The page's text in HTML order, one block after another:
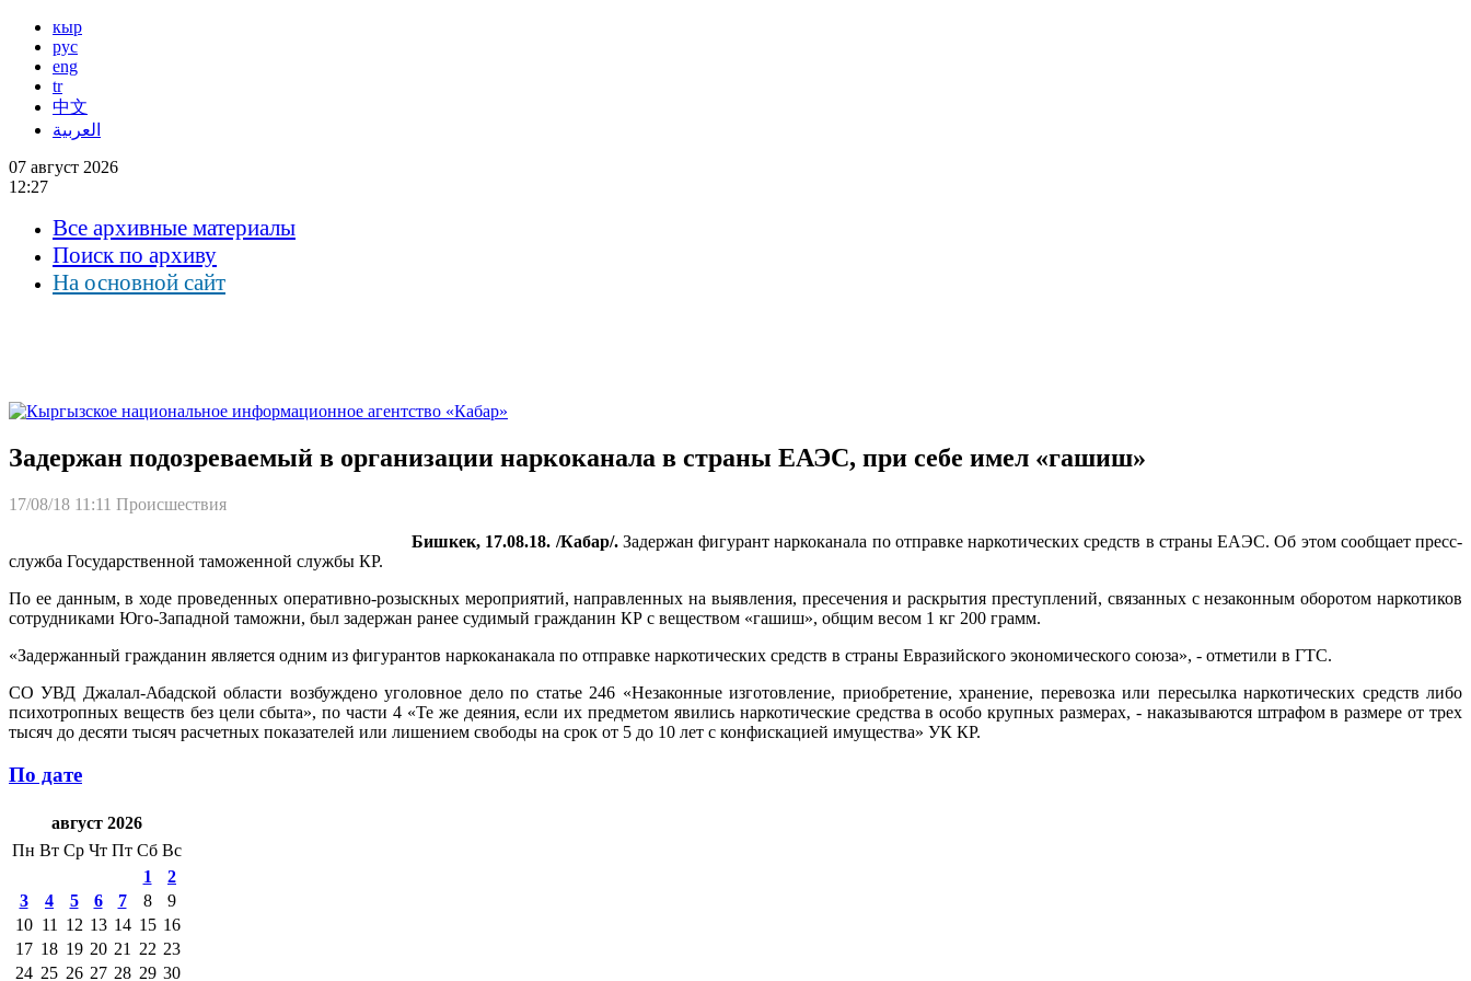
кыр
рус
eng
tr
中文
العربية
07 август 2026
12:27
Все архивные материалы
Поиск по архиву
На основной сайт
Задержан подозреваемый в организации наркоканала в страны ЕАЭС, при себе имел «гашиш»
17/08/18 11:11 Происшествия
Бишкек, 17.08.18. /Кабар/.Задержан фигурант наркоканала по отправке наркотических средств в страны ЕАЭС. Об этом сообщает пресс-
служба Государственной таможенной службы КР.
По ее данным, в ходе проведенных оперативно-розыскных мероприятий, направленных на выявления, пресечения и раскрытия преступлений, связанных с незаконным оборотом наркотиков
сотрудниками Юго-Западной таможни, был задержан ранее судимый гражданин КР с веществом «гашиш», общим весом 1 кг 200 грамм.
«Задержанный гражданин является одним из фигурантов наркоканакала по отправке наркотических средств в страны Евразийского экономического союза», - отметили в ГТС.
СО УВД Джалал-Абадской области возбуждено уголовное дело по статье 246 «Незаконные изготовление, приобретение, хранение, перевозка или пересылка наркотических средств либо
психотропных веществ без цели сбыта», по части 4 «Те же деяния, если их предметом явились наркотические средства в особо крупных размерах, - наказываются штрафом в размере от трех
тысяч до десяти тысяч расчетных показателей или лишением свободы на срок от 5 до 10 лет с конфискацией имущества» УК КР.
По дате
август 2026
Пн Вт Ср Чт Пт Сб Вс
1
2
3
4 5 6 7 8
9
10 11 12 13 14 15 16
17 18 19 20 21 22 23
24 25 26 27 28 29 30